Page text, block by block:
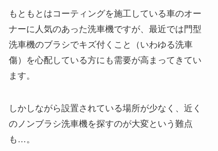
もともとはコーティングを施工している車のオー
ナーに人気のあった洗車機ですが、最近では門型
洗車機のブラシでキズ付くこと（いわゆる洗車
傷）を心配している方にも需要が高まってきてい
ます。
しかしながら設置されている場所が少なく、近く
のノンブラシ洗車機を探すのが大変という難点
も…。